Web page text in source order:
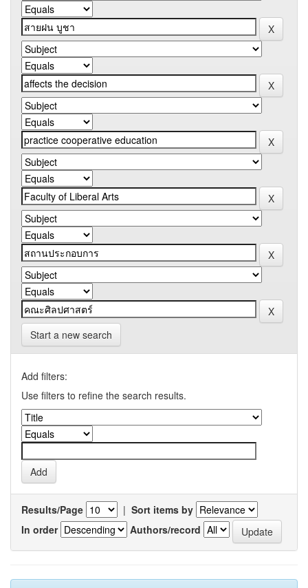
Start a new search
Add filters:
Use filters to refine the search results.
Results/Page | Sort items by
In order
Authors/record